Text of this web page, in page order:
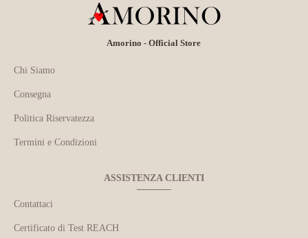
Amorino - Official Store
Chi Siamo
Consegna
Politica Riservatezza
Termini e Condizioni
ASSISTENZA CLIENTI
Contattaci
Certificato di Test REACH